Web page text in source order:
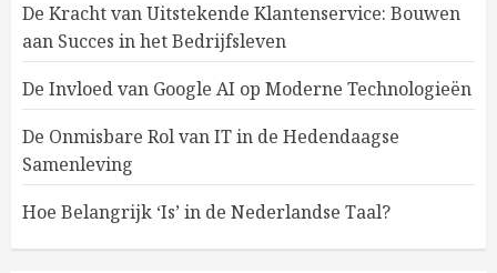
De Kracht van Uitstekende Klantenservice: Bouwen
aan Succes in het Bedrijfsleven
De Invloed van Google AI op Moderne Technologieën
De Onmisbare Rol van IT in de Hedendaagse
Samenleving
Hoe Belangrijk ‘Is’ in de Nederlandse Taal?